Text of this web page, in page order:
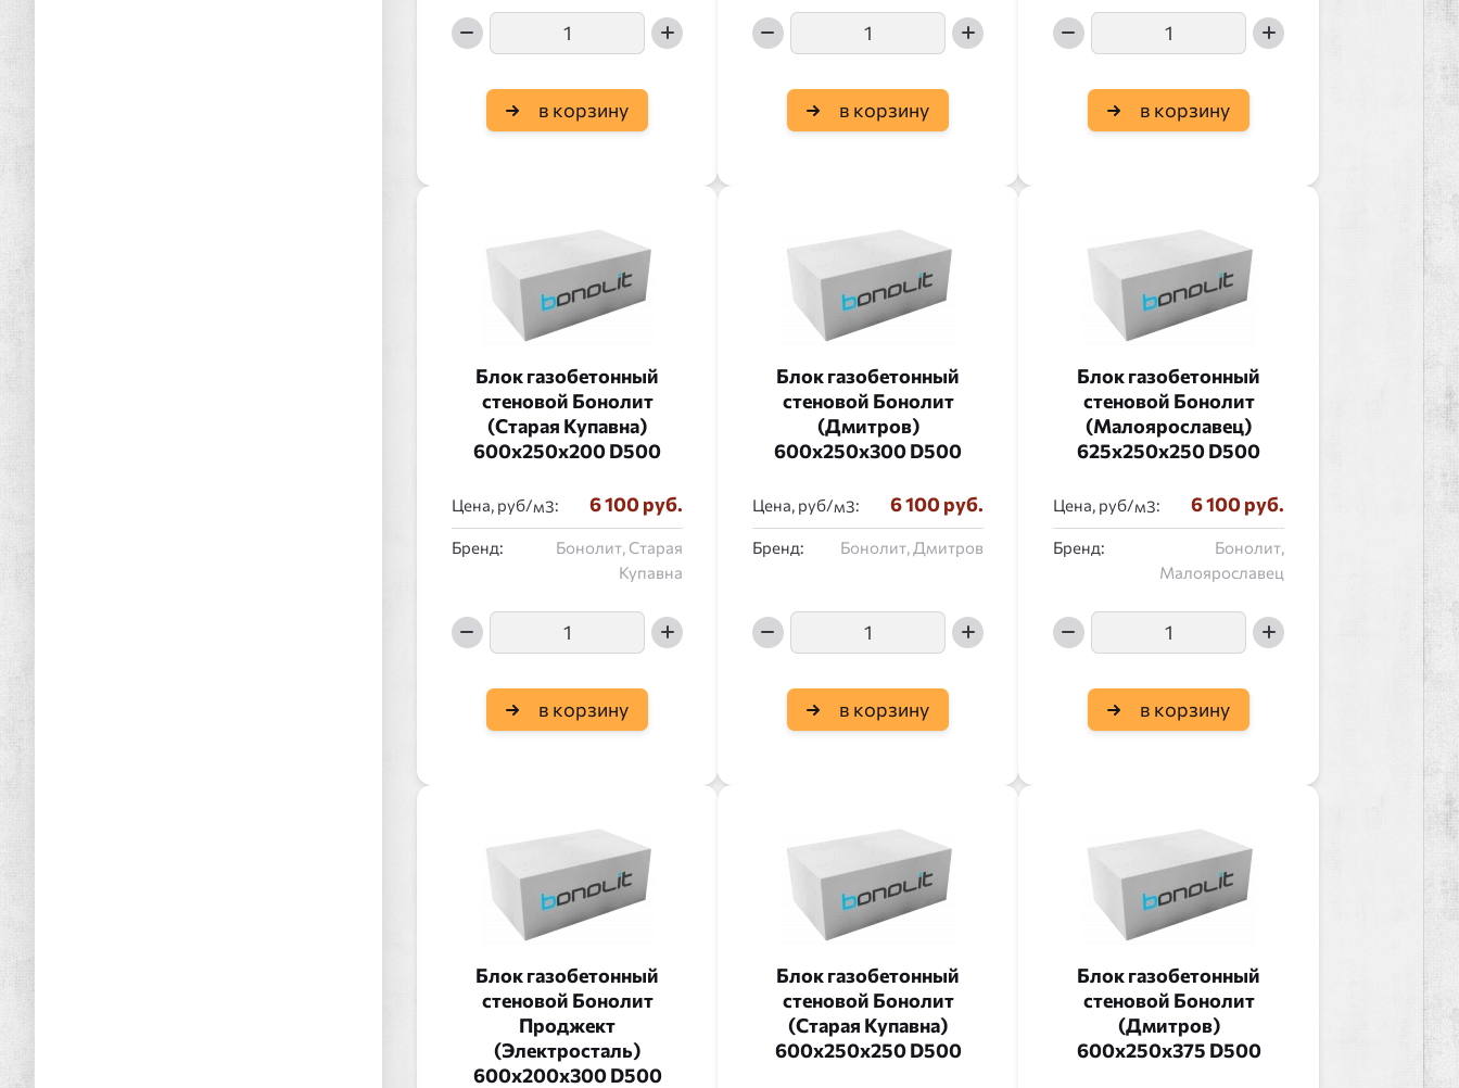
в корзину в корзину в корзину
Блок газобетонный
стеновой Бонолит
(Старая Купавна)
600x250x200 D500
Цена, руб/ : 6 100 руб.
Бренд:
Бонолит, Старая
Купавна
в корзину
Блок газобетонный
стеновой Бонолит
(Дмитров)
600x250x300 D500
Цена, руб/ : 6 100 руб.
Бренд: Бонолит, Дмитров
в корзину
Блок газобетонный
стеновой Бонолит
(Малоярославец)
625x250x250 D500
Цена, руб/ : 6 100 руб.
Бренд:
Бонолит,
Малоярославец
в корзину
Блок газобетонный
стеновой Бонолит
Проджект
(Электросталь)
600x200x300 D500
Блок газобетонный
стеновой Бонолит
(Старая Купавна)
600x250x250 D500
Блок газобетонный
стеновой Бонолит
(Дмитров)
600x250x375 D500